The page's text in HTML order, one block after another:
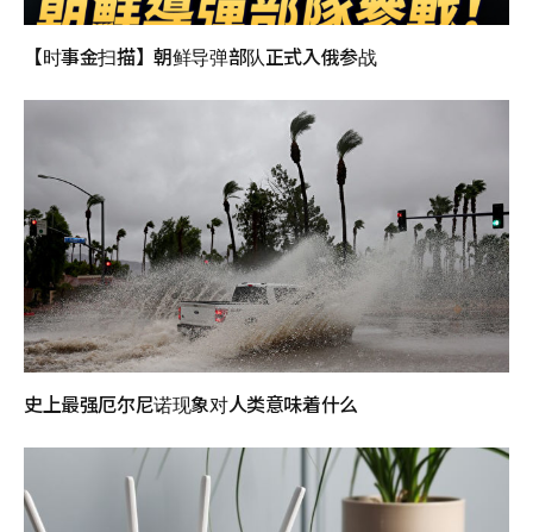
【时事金扫描】朝鲜导弹部队正式入俄参战
史上最强厄尔尼诺现象对人类意味着什么